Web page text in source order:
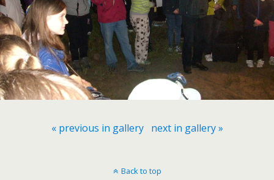
« previous in gallery next in gallery »
Back to top